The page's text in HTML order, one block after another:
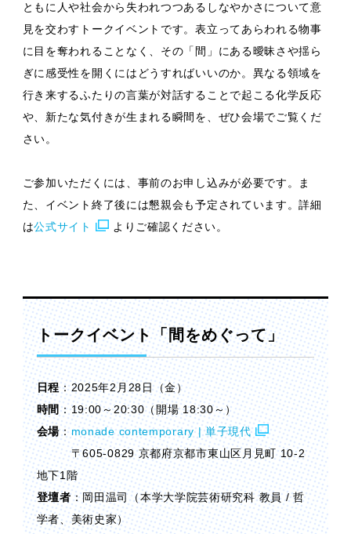
ともに人や社会から失われつつあるしなやかさについて意
見を交わすトークイベントです。表立ってあらわれる物事
に目を奪われることなく、その「間」にある曖昧さや揺ら
ぎに感受性を開くにはどうすればいいのか。異なる領域を
行き来するふたりの言葉が対話することで起こる化学反応
や、新たな気付きが生まれる瞬間を、ぜひ会場でご覧くだ
さい。
ご参加いただくには、事前のお申し込みが必要です。ま
た、イベント終了後には懇親会も予定されています。詳細
は公式サイト よりご確認ください。
トークイベント「間をめぐって」
日程：2025年2月28日（金）
時間 ：19:00～20:30（開場 18:30～）
会場：monade contemporary | 単子現代
〒605-0829 京都府京都市東山区月見町 10-2
地下1階
登壇者：岡田温司（本学大学院芸術研究科 教員 / 哲
学者、美術史家）